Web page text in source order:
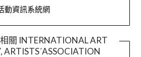
動資訊系統網
關 INTERNATIONAL ART
ARTISTS´ASSOCIATION